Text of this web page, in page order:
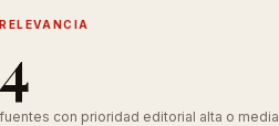
RELEVANCIA
4
fuentes con prioridad editorial alta o media